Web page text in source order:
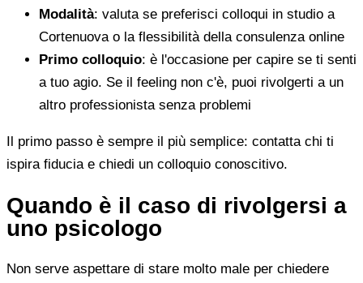
Modalità: valuta se preferisci colloqui in studio a
Cortenuova o la flessibilità della consulenza online
Primo colloquio: è l'occasione per capire se ti senti
a tuo agio. Se il feeling non c'è, puoi rivolgerti a un
altro professionista senza problemi
Il primo passo è sempre il più semplice: contatta chi ti
ispira fiducia e chiedi un colloquio conoscitivo.
Quando è il caso di rivolgersi a
uno psicologo
Non serve aspettare di stare molto male per chiedere